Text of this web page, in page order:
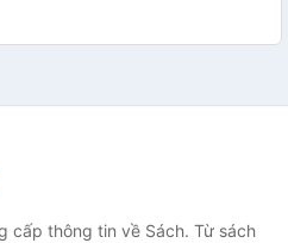
cấp thông tin về Sách. Từ sách